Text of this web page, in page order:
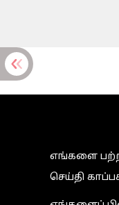
எங்களை
செய்தி